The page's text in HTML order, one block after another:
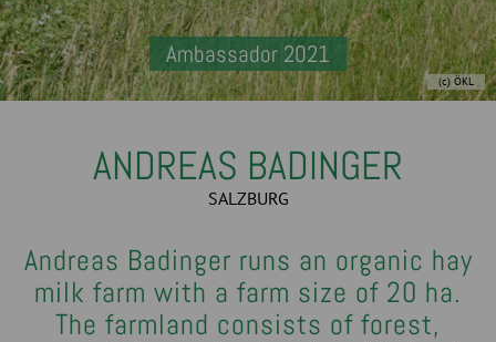
Ambassador 2021
(c) ÖKL
ANDREAS BADINGER
SALZBURG
Andreas Badinger runs an organic hay
milk farm with a farm size of 20 ha.
The farmland consists of forest,